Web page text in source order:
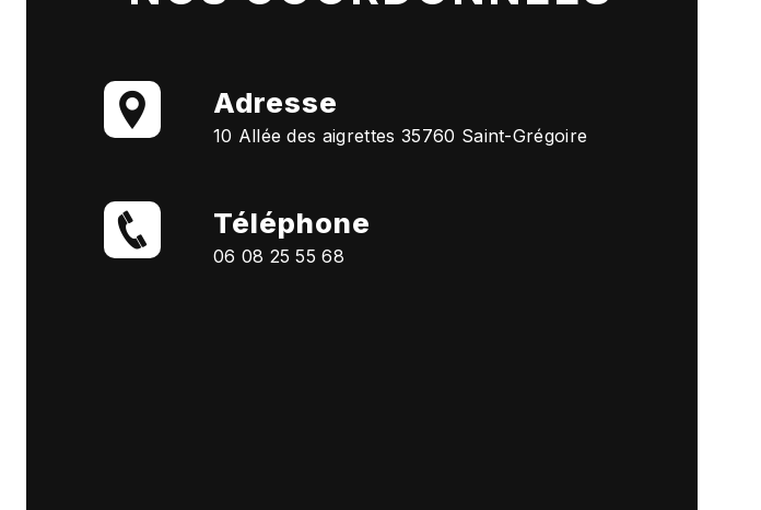
Adresse
10 Allée des aigrettes 35760 Saint-Grégoire
Téléphone
06 08 25 55 68